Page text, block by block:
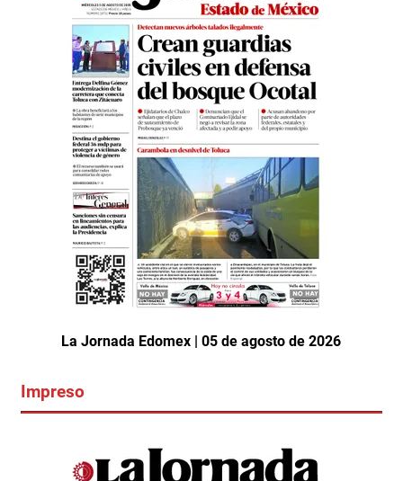
La Jornada Edomex | 05 de agosto de 2026
Impreso